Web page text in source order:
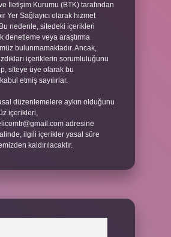
İletişim Kurumu (BTK) tarafından
Yer Sağlayıcı olarak hizmet
nedenle, sitedeki içerikleri
denetleme veya araştırma
bulunmamaktadır. Ancak,
içeriklerin sorumluluğunu
siteye üye olarak bu
etmiş sayılırlar.
düzenlemelere aykırı olduğunu
içerikleri,
adresine
ilgili içerikler yasal süre
kaldırılacaktır.